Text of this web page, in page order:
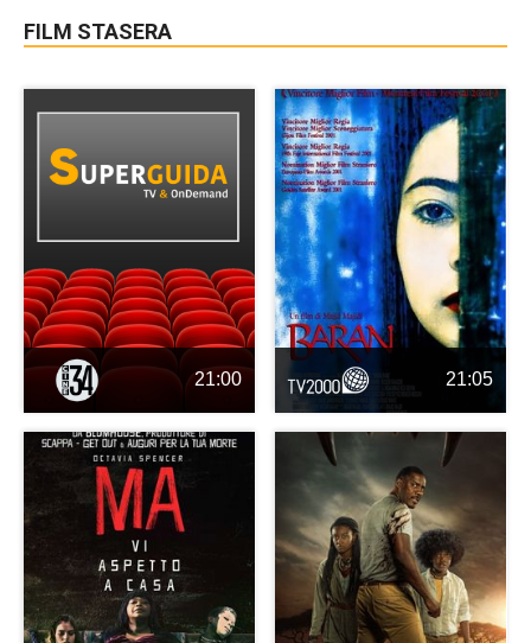
FILM STASERA
21:00 21:05